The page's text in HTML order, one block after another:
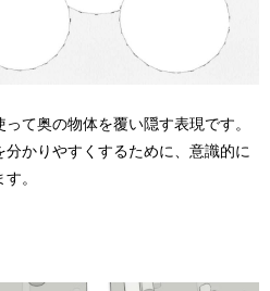
て奥の物体を覆い隠す表現です。
かりやすくするために、意識的に
。